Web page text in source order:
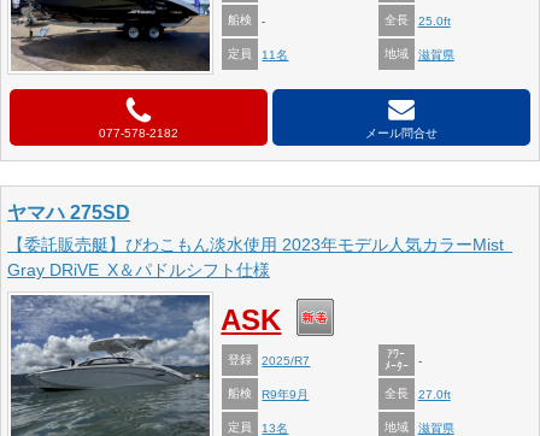
船検 - 全長 25.0ft
定員 11名 地域 滋賀県
077-578-2182 メール問合せ
ヤマハ 275SD
【委託販売艇】びわこもん淡水使用 2023年モデル人気カラーMist
Gray DRiVE X＆パドルシフト仕様
ASK
登録 2025/R7
ｱﾜｰ
ﾒｰﾀｰ
-
船検 R9年9月 全長 27.0ft
定員 13名 地域 滋賀県